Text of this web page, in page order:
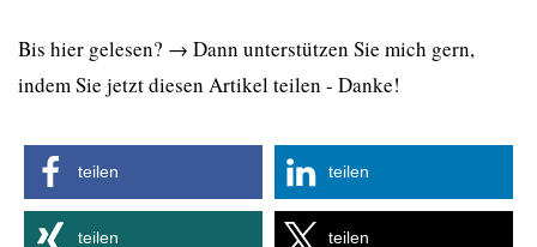
Bis hier gelesen? → Dann unterstützen Sie mich gern,
indem Sie jetzt diesen Artikel teilen - Danke!
teilen teilen
teilen teilen